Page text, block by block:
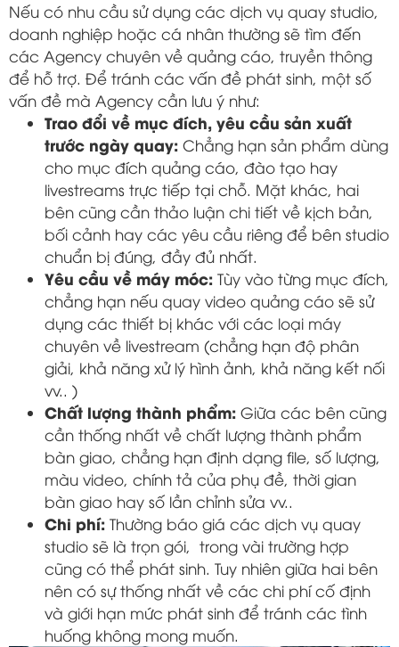
Nếu có nhu cầu sử dụng các dịch vụ quay studio,
doanh nghiệp hoặc cá nhân thường sẽ tìm đến
các Agency chuyên về quảng cáo, truyền thông
để hỗ trợ. Để tránh các vấn đề phát sinh, một số
vấn đề mà Agency cần lưu ý như:
Trao đổi về mục đích, yêu cầu sản xuất
trước ngày quay: Chẳng hạn sản phẩm dùng
cho mục đích quảng cáo, đào tạo hay
livestreams trực tiếp tại chỗ. Mặt khác, hai
bên cũng cần thảo luận chi tiết về kịch bản,
bối cảnh hay các yêu cầu riêng để bên studio
chuẩn bị đúng, đầy đủ nhất.
Yêu cầu về máy móc: Tùy vào từng mục đích,
chẳng hạn nếu quay video quảng cáo sẽ sử
dụng các thiết bị khác với các loại máy
chuyên về livestream (chẳng hạn độ phân
giải, khả năng xử lý hình ảnh, khả năng kết nối
vv.. )
Chất lượng thành phẩm: Giữa các bên cũng
cần thống nhất về chất lượng thành phẩm
bàn giao, chẳng hạn định dạng file, số lượng,
màu video, chính tả của phụ đề, thời gian
bàn giao hay số lần chỉnh sửa vv..
Chi phí: Thường báo giá các dịch vụ quay
studio sẽ là trọn gói, trong vài trường hợp
cũng có thể phát sinh. Tuy nhiên giữa hai bên
nên có sự thống nhất về các chi phí cố định
và giới hạn mức phát sinh để tránh các tình
huống không mong muốn.